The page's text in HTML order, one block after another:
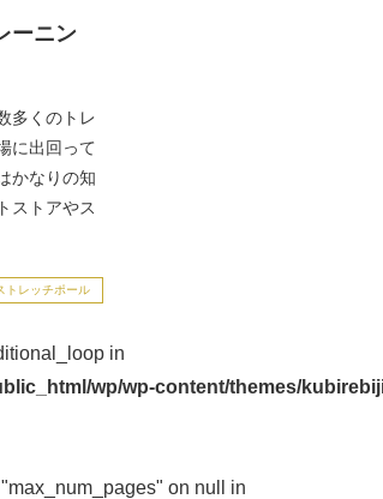
ーニン
多くのトレ
に出回って
かなりの知
ストアやス
トレッチポール
in
wp/wp-content/themes/
on null in